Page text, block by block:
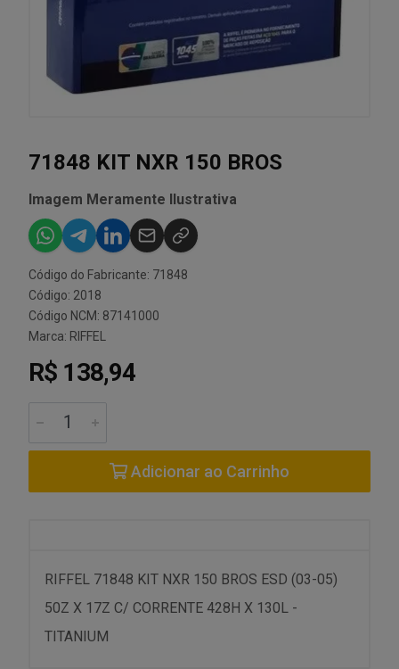
71848 KIT NXR 150 BROS
Imagem Meramente Ilustrativa
Código do Fabricante: 71848
Código: 2018
Código NCM: 87141000
Marca: RIFFEL
R$ 138,94
Adicionar ao Carrinho
RIFFEL 71848 KIT NXR 150 BROS ESD (03-05)
50Z X 17Z C/ CORRENTE 428H X 130L -
TITANIUM